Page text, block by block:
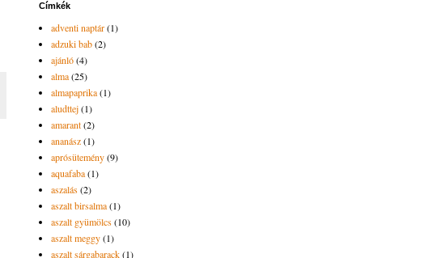
Címkék
adventi naptár(1)
adzuki bab(2)
ajánló(4)
alma(25)
almapaprika(1)
aludttej(1)
amarant(2)
ananász(1)
aprósütemény(9)
aquafaba(1)
aszalás(2)
aszalt birsalma(1)
aszalt gyümölcs(10)
aszalt meggy(1)
aszalt sárgabarack(1)